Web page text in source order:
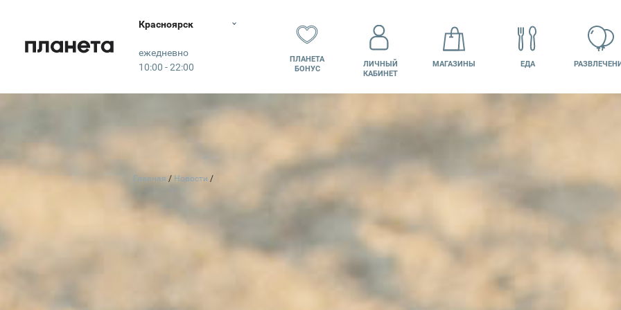
Планета
Красноярск
ежедневно
10:00 - 22:00
ПЛАНЕТА
БОНУС
ЛИЧНЫЙ
КАБИНЕТ
МАГАЗИНЫ ЕДА
Главная Новости